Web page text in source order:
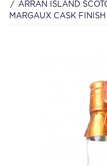
ARRAN ISLAND
MARGAUX CASK FINISH